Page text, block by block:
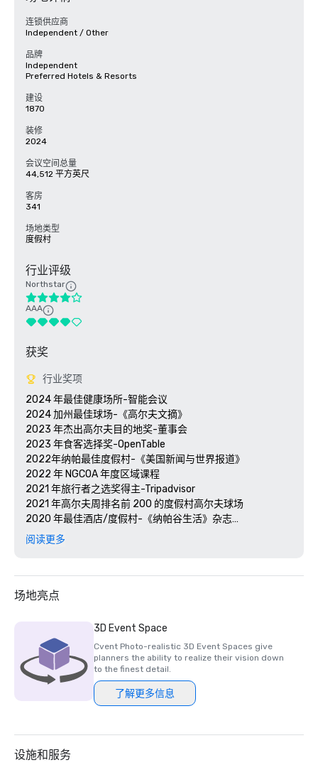
连锁供应商
Independent / Other
品牌
Independent
Preferred Hotels & Resorts
建设
1870
装修
2024
会议空间总量
44,512 平方英尺
客房
341
场地类型
度假村
行业评级
Northstar
AAA
获奖
行业奖项
2024 年最佳健康场所-智能会议
2024 加州最佳球场-《高尔夫文摘》
2023 年杰出高尔夫目的地奖-董事会
2023 年食客选择奖-OpenTable
2022年纳帕最佳度假村-《美国新闻与世界报道》
2022 年 NGCOA 年度区域课程
2021 年旅行者之选奖得主-Tripadvisor
2021 年高尔夫周排名前 200 的度假村高尔夫球场
2020 年最佳酒店/度假村-《纳帕谷生活》杂志
2020 年旅行者选择奖-Tripadvisor
2018 年和 2019 年 TripAdvisor 卓越证书
2018 年和 2019 年读者选择奖-《康德纳斯特旅行家》
2017 年最佳度假酒店-今日会议
阅读更多
场地亮点
3D Event Space
Cvent Photo-realistic 3D Event Spaces give
planners the ability to realize their vision down
to the finest detail.
了解更多信息
设施和服务